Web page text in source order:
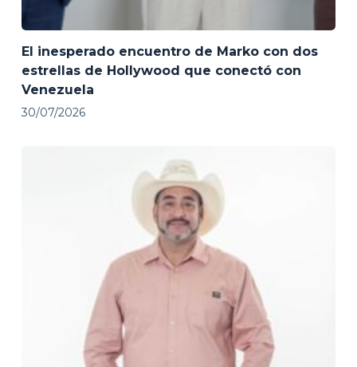
El inesperado encuentro de Marko con dos
estrellas de Hollywood que conectó con
Venezuela
30/07/2026